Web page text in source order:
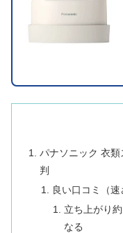
パナソニック 衣
判
良い口コミ（速
立ち上がり
なる